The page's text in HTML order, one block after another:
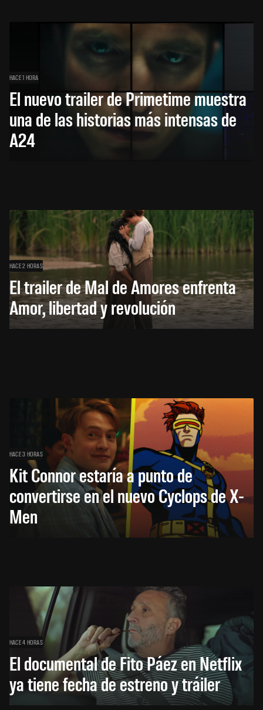
HACE 1 HORA
El nuevo trailer de Primetime muestra
una de las historias más intensas de
A24
HACE 2 HORAS
El trailer de Mal de Amores enfrenta
Amor, libertad y revolución
HACE 3 HORAS
Kit Connor estaría a punto de
convertirse en el nuevo Cyclops de X-
Men
HACE 4 HORAS
El documental de Fito Páez en Netflix
ya tiene fecha de estreno y tráiler